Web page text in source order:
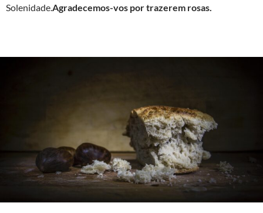
Solenidade.Agradecemos-vos por trazerem rosas.